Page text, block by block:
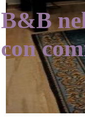
B&B
con